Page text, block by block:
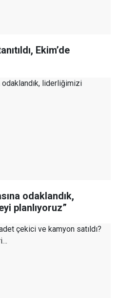
Ekim’de
odaklandık,
planlıyoruz”